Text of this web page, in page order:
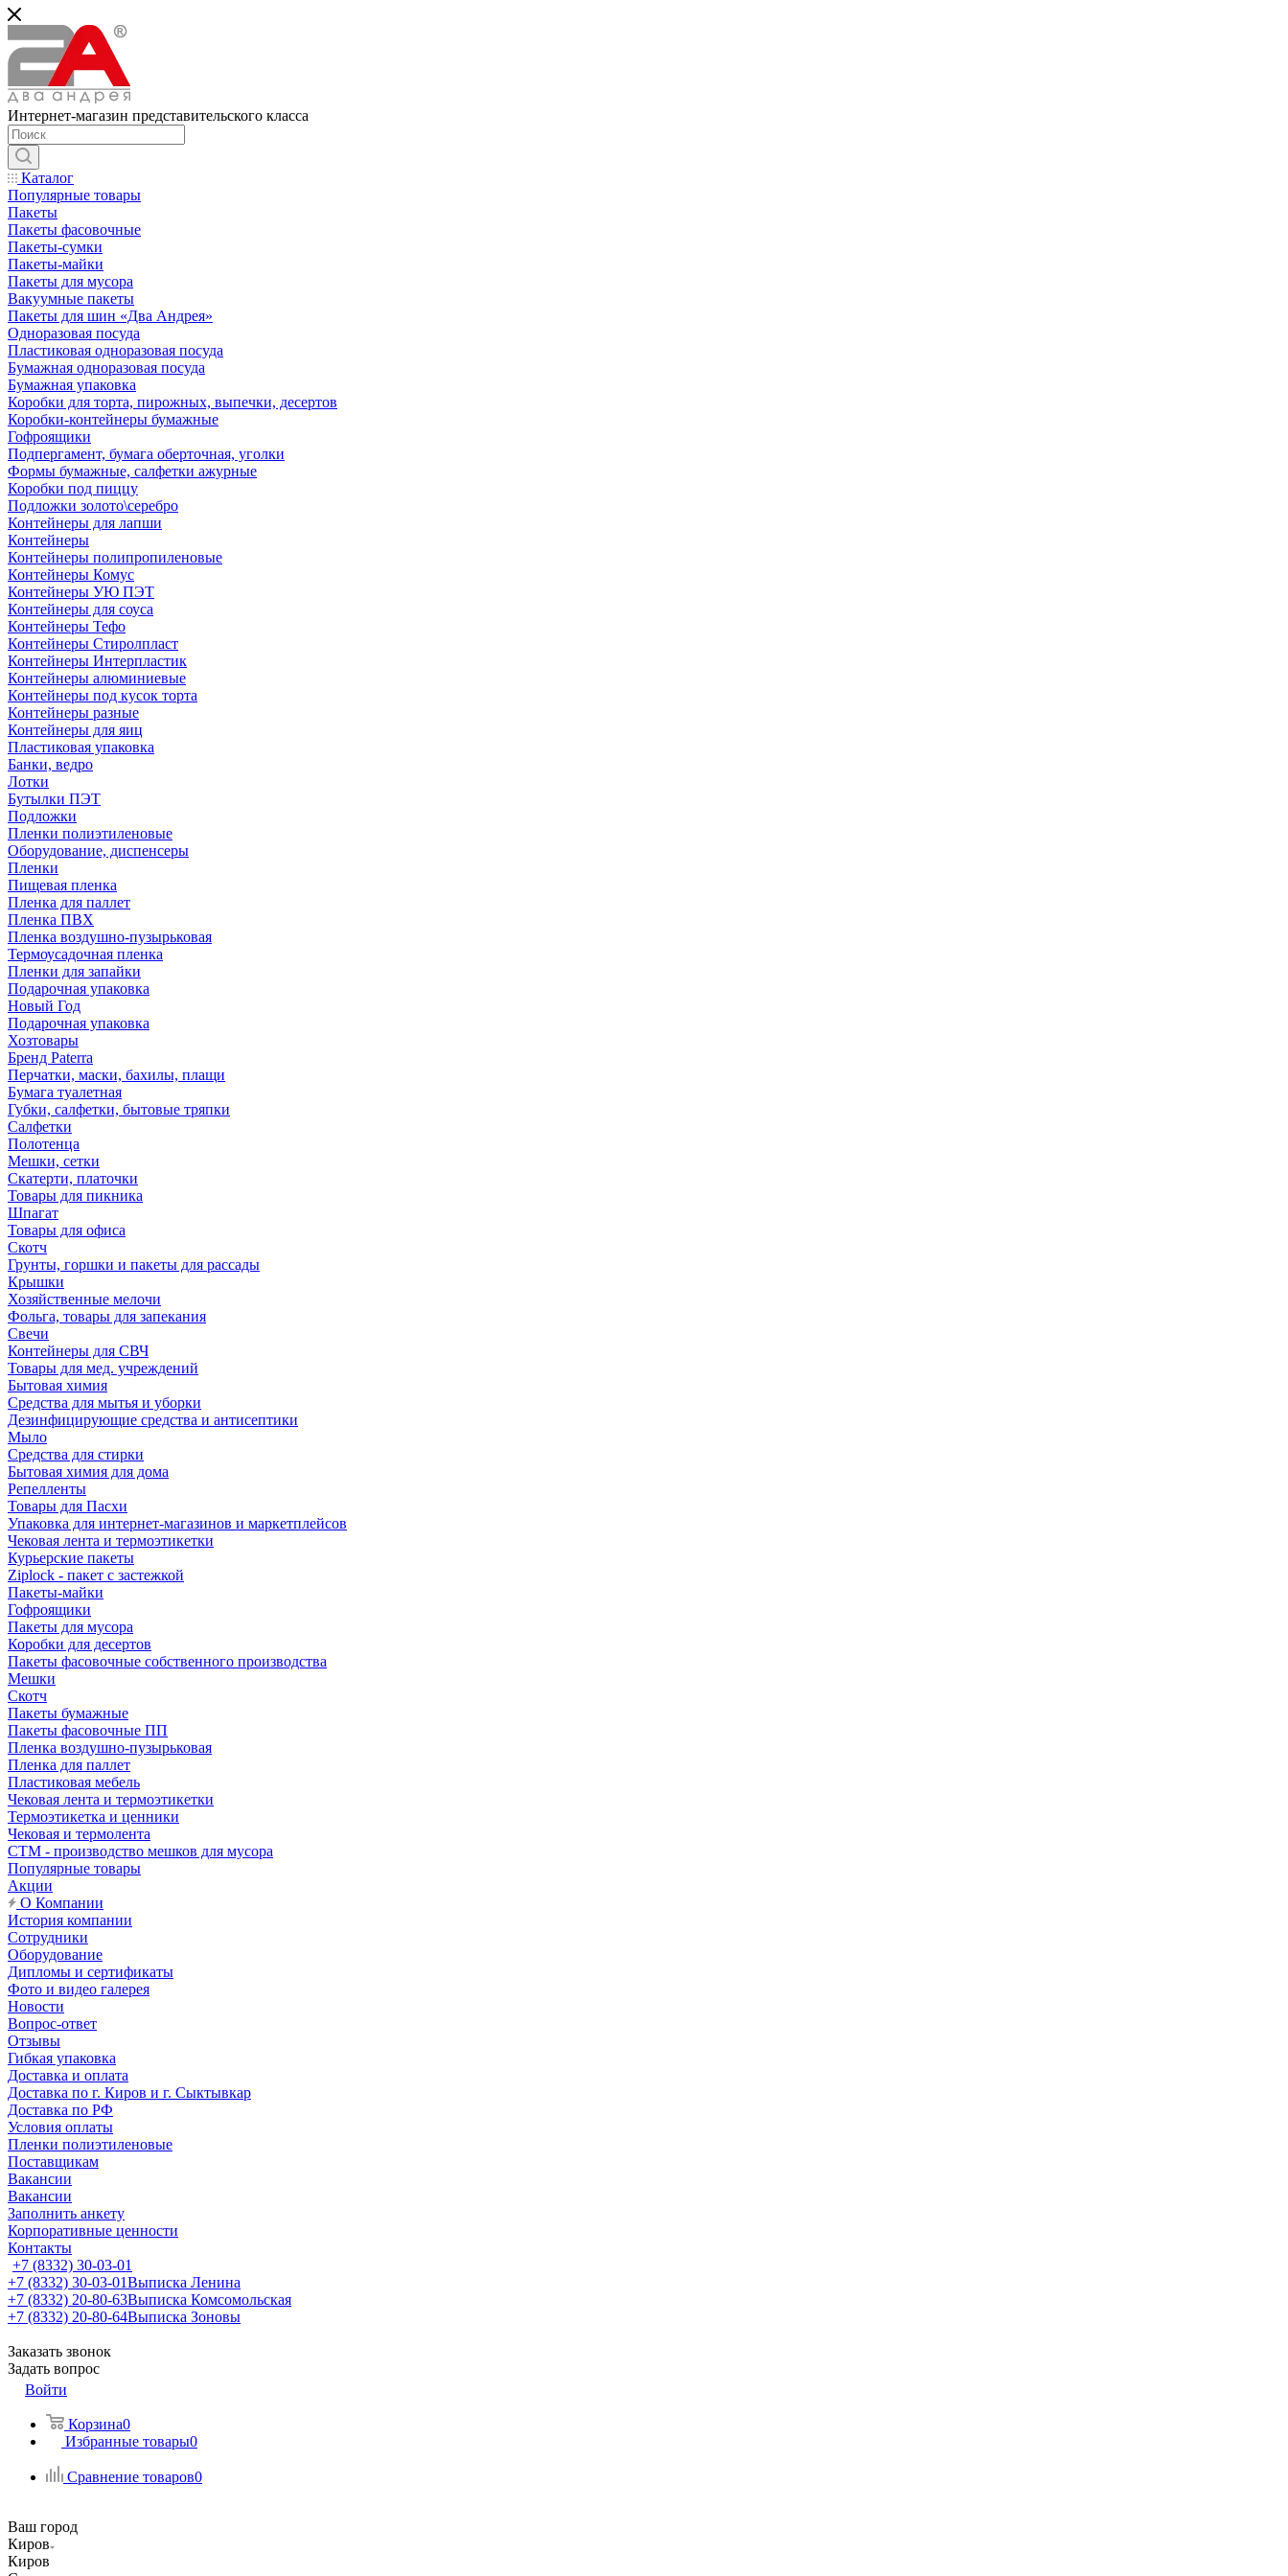
Интернет-магазин представительского класса
Каталог
Популярные товары
Пакеты
Пакеты фасовочные
Пакеты-сумки
Пакеты-майки
Пакеты для мусора
Вакуумные пакеты
Пакеты для шин «Два Андрея»
Одноразовая посуда
Пластиковая одноразовая посуда
Бумажная одноразовая посуда
Бумажная упаковка
Коробки для торта, пирожных, выпечки, десертов
Коробки-контейнеры бумажные
Гофроящики
Подпергамент, бумага оберточная, уголки
Формы бумажные, салфетки ажурные
Коробки под пиццу
Подложки золото\серебро
Контейнеры для лапши
Контейнеры
Контейнеры полипропиленовые
Контейнеры Комус
Контейнеры УЮ ПЭТ
Контейнеры для соуса
Контейнеры Тефо
Контейнеры Стиролпласт
Контейнеры Интерпластик
Контейнеры алюминиевые
Контейнеры под кусок торта
Контейнеры разные
Контейнеры для яиц
Пластиковая упаковка
Банки, ведро
Лотки
Бутылки ПЭТ
Подложки
Пленки полиэтиленовые
Оборудование, диспенсеры
Пленки
Пищевая пленка
Пленка для паллет
Пленка ПВХ
Пленка воздушно-пузырьковая
Термоусадочная пленка
Пленки для запайки
Подарочная упаковка
Новый Год
Подарочная упаковка
Хозтовары
Бренд Paterra
Перчатки, маски, бахилы, плащи
Бумага туалетная
Губки, салфетки, бытовые тряпки
Салфетки
Полотенца
Мешки, сетки
Скатерти, платочки
Товары для пикника
Шпагат
Товары для офиса
Скотч
Грунты, горшки и пакеты для рассады
Крышки
Хозяйственные мелочи
Фольга, товары для запекания
Свечи
Контейнеры для СВЧ
Товары для мед. учреждений
Бытовая химия
Средства для мытья и уборки
Дезинфицирующие средства и антисептики
Мыло
Средства для стирки
Бытовая химия для дома
Репелленты
Товары для Пасхи
Упаковка для интернет-магазинов и маркетплейсов
Чековая лента и термоэтикетки
Курьерские пакеты
Ziplock - пакет с застежкой
Пакеты-майки
Гофроящики
Пакеты для мусора
Коробки для десертов
Пакеты фасовочные собственного производства
Мешки
Скотч
Пакеты бумажные
Пакеты фасовочные ПП
Пленка воздушно-пузырьковая
Пленка для паллет
Пластиковая мебель
Чековая лента и термоэтикетки
Термоэтикетка и ценники
Чековая и термолента
СТМ - производство мешков для мусора
Популярные товары
Акции
О Компании
История компании
Сотрудники
Оборудование
Дипломы и сертификаты
Фото и видео галерея
Новости
Вопрос-ответ
Отзывы
Гибкая упаковка
Доставка и оплата
Доставка по г. Киров и г. Сыктывкар
Доставка по РФ
Условия оплаты
Пленки полиэтиленовые
Поставщикам
Вакансии
Вакансии
Заполнить анкету
Корпоративные ценности
Контакты
+7 (8332) 30-03-01
+7 (8332) 30-03-01Выписка Ленина
+7 (8332) 20-80-63Выписка Комсомольская
+7 (8332) 20-80-64Выписка Зоновы
Заказать звонок
Задать вопрос
Войти
Корзина0
Избранные товары0
Сравнение товаров0
Ваш город
Киров
Киров